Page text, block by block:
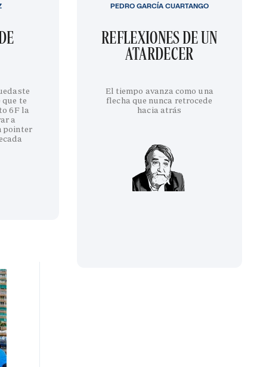
que te
6F la
a
pointer
REFLEXIONES DE UN
ATARDECER
El tiempo avanza como una
flecha que nunca retrocede
hacia atrás
PEDRO GARCÍA CUARTANGO